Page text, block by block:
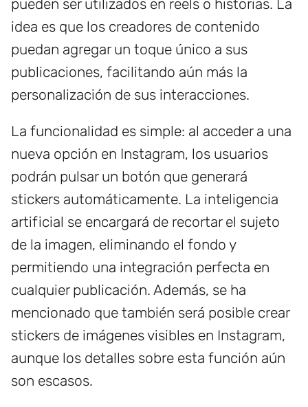
pueden ser utilizados en reels o historias. La
idea es que los creadores de contenido
puedan agregar un toque único a sus
publicaciones, facilitando aún más la
personalización de sus interacciones.
La funcionalidad es simple: al acceder a una
nueva opción en Instagram, los usuarios
podrán pulsar un botón que generará
stickers automáticamente. La inteligencia
artificial se encargará de recortar el sujeto
de la imagen, eliminando el fondo y
permitiendo una integración perfecta en
cualquier publicación. Además, se ha
mencionado que también será posible crear
stickers de imágenes visibles en Instagram,
aunque los detalles sobre esta función aún
son escasos.